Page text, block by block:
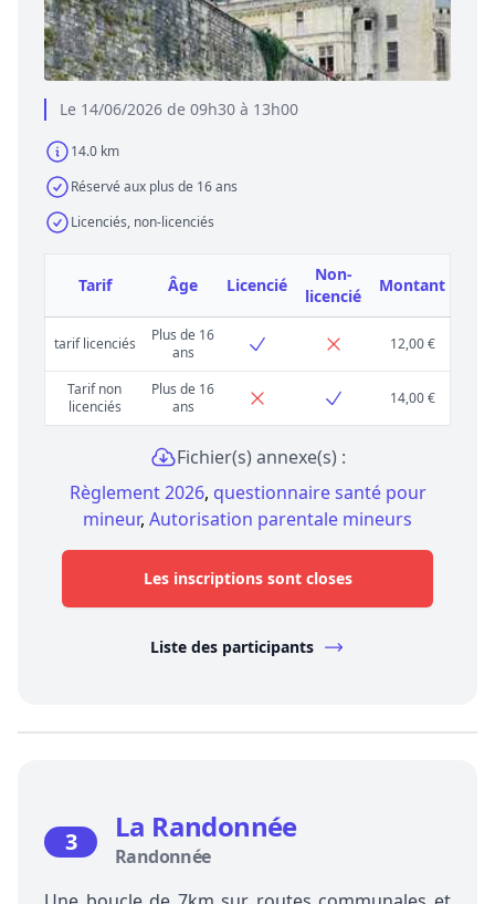
Le 14/06/2026 de 09h30 à 13h00
14.0 km
Réservé aux plus de 16 ans
Licenciés, non-licenciés
Tarif Âge Licencié
Non-
licencié
Montant
tarif licenciés
Plus de 16
ans
12,00 €
Tarif non
licenciés
Plus de 16
ans
14,00 €
Fichier(s) annexe(s) :
Règlement 2026, questionnaire santé pour
mineur, Autorisation parentale mineurs
Les inscriptions sont closes
Liste des participants
3 La Randonnée
Randonnée